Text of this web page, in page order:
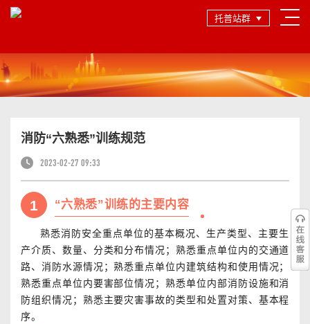
托普站群
消防“六熟悉”训练规范
2023-02-27 09:33
1 “六熟悉”训练的主要内容
熟悉消防安全重点单位的基本概况、生产类型、主要生
产介质、数量、分类和分布情况；熟悉重点单位内的交通道
路、消防水源情况；熟悉重点单位内建筑结构和使用情况；
熟悉重点单位内要害部位情况；熟悉单位内部消防设施和消
防组织情况；熟悉主要灾害事故的类型和处置对策、基本程
序。